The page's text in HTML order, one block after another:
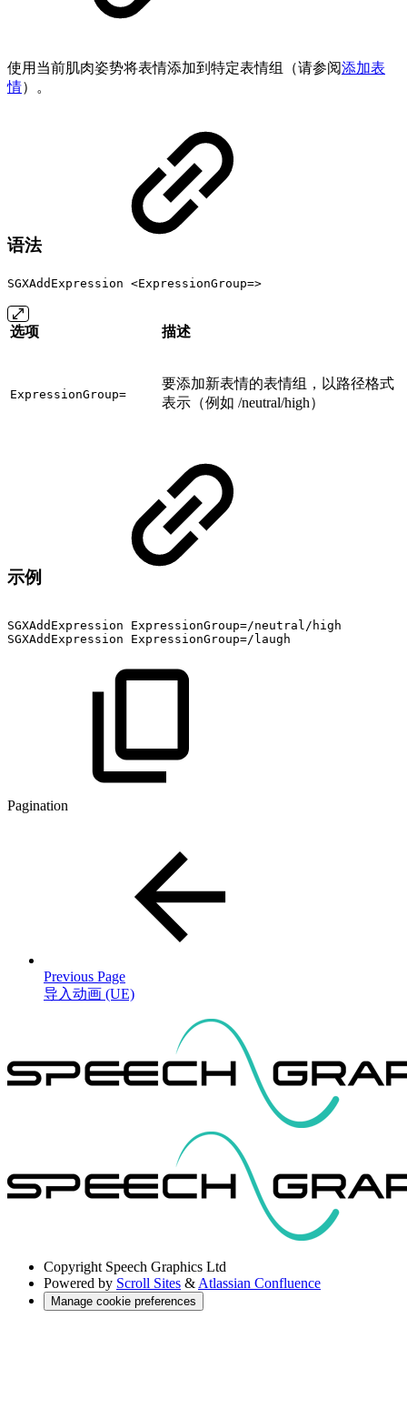
使用当前肌肉姿势将表情添加到特定表情组（请参阅添加表
情）。
语法
SGXAddExpression <ExpressionGroup=>
选项 描述
ExpressionGroup=
要添加新表情的表情组，以路径格式
表示（例如 /neutral/high）
示例
SGXAddExpression
ExpressionGroup=/neutral/high
SGXAddExpression
ExpressionGroup=/laugh
Pagination
Previous Page
导入动画 (UE)
Copyright Speech Graphics Ltd
Powered by Scroll Sites & Atlassian Confluence
Manage cookie preferences